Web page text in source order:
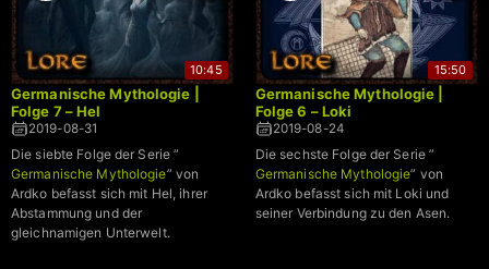
10:45
Germanische Mythologie |
Folge 7 – Hel
2019-08-31
Die siebte Folge der Serie ”
Germanische Mythologie” von
Ardko befasst sich mit Hel, ihrer
Abstammung und der
gleichnamigen Unterwelt.
15:50
Germanische Mythologie |
Folge 6 – Loki
2019-08-24
Die sechste Folge der Serie ”
Germanische Mythologie” von
Ardko befasst sich mit Loki und
seiner Verbindung zu den Asen.